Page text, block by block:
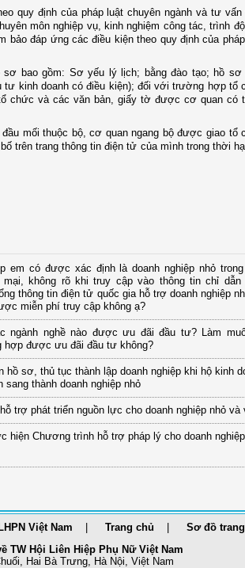
quy định của pháp luật chuyên ngành và tư vấn
môn nghiệp vụ, kinh nghiệm công tác, trình
đáp ứng các điều kiện theo quy định của
bao gồm: Sơ yếu lý lịch; bằng đào tạo; hồ sơ
kinh doanh có điều kiện); đối với trường hợp tổ
chức và các văn bản, giấy tờ được cơ quan có
mối thuộc bộ, cơ quan ngang bộ được giao tổ
trên trang thông tin điện tử của mình trong thời
em có được xác định là doanh nghiệp nhỏ
không rõ khi truy cập vào thông tin chỉ dẫn
thông tin điện tử quốc gia hỗ trợ doanh nghiệp
miễn phí truy cập không ạ?
ngành nghề nào được ưu đãi đầu tư? Làm
hợp được ưu đãi đầu tư không?
hồ sơ, thủ tục thành lập doanh nghiệp khi hộ kinh
sang thành doanh nghiệp nhỏ
trợ phát triển nguồn lực cho doanh nghiệp nhỏ và
hiện Chương trình hỗ trợ pháp lý cho doanh
Việt Nam Trang chủ
Sơ đồ trang
TW Hội Liên Hiệp Phụ Nữ Việt Nam
Hai Bà Trưng, Hà Nội, Việt Nam